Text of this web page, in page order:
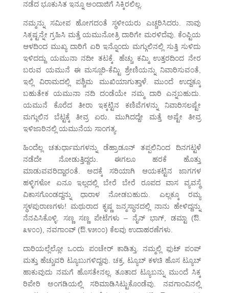
ನಡೆದ ಭೂಕುಸಿತ ಇನ್ನೂ ಅಂದಾಜಿಗೆ ಸಿಕ್ಕಿರಲಿಲ್ಲ.
ನಮ್ಮನ್ನು ಸಮೀಪ ಹೋಗದಂತೆ ಸ್ಥಳೀಯರು ಎಚ್ಚರಿಸಿದರು. ನಾವು
ಸಿಕ್ಕಷ್ಟನ್ನೇ ಗ್ರಹಿಸಿ ಮತ್ತೆ ಯಮುನೋತ್ರಿ ದಾರಿಗೇ ಮರಳಿದೆವು. ಕೆಂಪ್ಟಿಯ
ಆಳದಿಂದ ಮುಖ್ಯ ದಾರಿಗೆ ಏರಿ ಇನ್ನೊಂದು ಮಗ್ಗುಲಿನಲ್ಲಿ ಸುತ್ತಿ ಸುಳಿದು
ಇಳಿದದ್ದು ಯಮುನಾ ನದೀ ತಟಕ್ಕೆ. ಹೆಚ್ಚು ಕಮ್ಮಿ ಉತ್ತರದಿಂದ ನೇರ
ಬರುವ ಯಮುನೆ ಈ ಮಸ್ಸೂರಿ-ಕೆಮ್ಟಿ ಶ್ರೇಣಿಯನ್ನು ನಿವಾರಿಸುವಂತೆ,
ಇಲ್ಲಿ ವಿರಾಮದಲ್ಲಿ ಪಶ್ಚಿಮ ಮುಖಿಯಾಗುತ್ತಾಳೆ. ಮುಂದೆ ಉದ್ದಕ್ಕೂ
ಬಹುತೇಕ ಯಮುನಾ ನದಿ ದಂಡೆಯೇ ನಮ್ಮ ದಾರಿ ಎನ್ನಬಹುದು.
ಯಮುನೆ ಕೊರೆದ ತೀರಾ ಇಕ್ಕಟ್ಟಿನ ಕಣಿವೆಗಳನ್ನು ನಿವಾರಿಸಲಷ್ಟೇ
ಮಗ್ಗುಲಿನ ಬೆಟ್ಟಕ್ಕೆ ತೀವ್ರ ಏರು. ಮುಗಿದದ್ದೇ ಮತ್ತೆ ಅಷ್ಟೇ ತೀವ್ರ
ಇಳಿಜಾರಿನಲ್ಲಿ ಯಮುನೆಯ ಸಾಂಗತ್ಯ.
ಹಿಂದೆಲ್ಲ ಚತುರ್ಧಾಮಗಳನ್ನು ಡೆಹ್ರಾಡೂನ್ ತಪ್ಪಲಿನಿಂದ ದಿನಗಟ್ಟಳೆ
ನಡೆದೇ ನೋಡುತ್ತಿದ್ದರು. ಈಗಲೂ ಹರಕೆ ಹೊತ್ತು
ಮಾಡುವವರಿದ್ದಾರಂತೆ. ಅದಕ್ಕೆ ಸರಿಯಾಗಿ ಆಯಕಟ್ಟಿನ ಜಾಗಗಳ
ಹಳ್ಳಿಗಳೋ ಏನೂ ಇಲ್ಲದಲ್ಲಿ ಬೇರೆ ಬೇರೆ ರೂಪದ ವಾಸ ವ್ಯವಸ್ಥೆ
ವಿಕಾಸಗೊಂಡದ್ದನ್ನು ಧಾರಾಳ ನೋಡಬಹುದು. ಎಲ್ಲಕ್ಕೂ ರಮ್ಯ
ಸ್ಥಳಪುರಾಣಗಳು! ಮಥುರಾದ ಕೃಷ್ಣ ಜನ್ಮಸ್ಥಾನದಲ್ಲಿ ನಾನು ಹೇಳಿದ್ದನ್ನು
ನೆನಪಿಸಿಕೊಳ್ಳಿ. ಸಣ್ಣ ಸಣ್ಣ ಪೇಟೆಗಳು – ನೈನ್ ಭಾಗ್, ಡಮ್ಟಾ (ಔ.
೩೪೦೦), ನವಗಾಂವ್ (ಔ.೪೫೦೦) ಕೆಲವು ಉದಾಹರಣೆಗಳು.
ದಾರಿಯಲ್ಲೆಲ್ಲೋ ಒಂದು ಪಂಚೇರ್ ಕಾಡಿತ್ತು. ನಮ್ಮಲ್ಲಿ ಫುಟ್ ಪಂಪ್
ಮತ್ತು ಹೆಚ್ಚುವರಿ ಟ್ಯೂಬುಗಳಿದ್ದವು. ಚಕ್ರ, ಟ್ಯೂಬ್ ಕಳಚಿ ಹೊಸ ಟ್ಯೂಬ್
ಹಾಕುವುದು ನಮಗೆ ಹೊಸತೇನಲ್ಲ. ತೂತಾದ ಟ್ಯೂಬನ್ನು ಮುಂದೆ ಸಿಕ್ಕ
ರಿಪೇರಿ ಅಂಗಡಿಯಲ್ಲಿ ಸರಿಮಾಡಿಸಿಟ್ಟುಕೊಂಡೆವು. ನವಗಾಂವಿನಲ್ಲಿ